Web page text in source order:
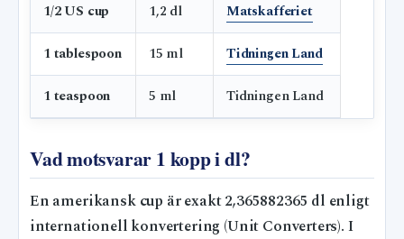
1/2 US cup 1,2 dl Matskafferiet
1 tablespoon 15 ml Tidningen Land
1 teaspoon 5 ml Tidningen Land
Vad motsvarar 1 kopp i dl?
En amerikansk cup är exakt 2,365882365 dl enligt
internationell konvertering (Unit Converters). I